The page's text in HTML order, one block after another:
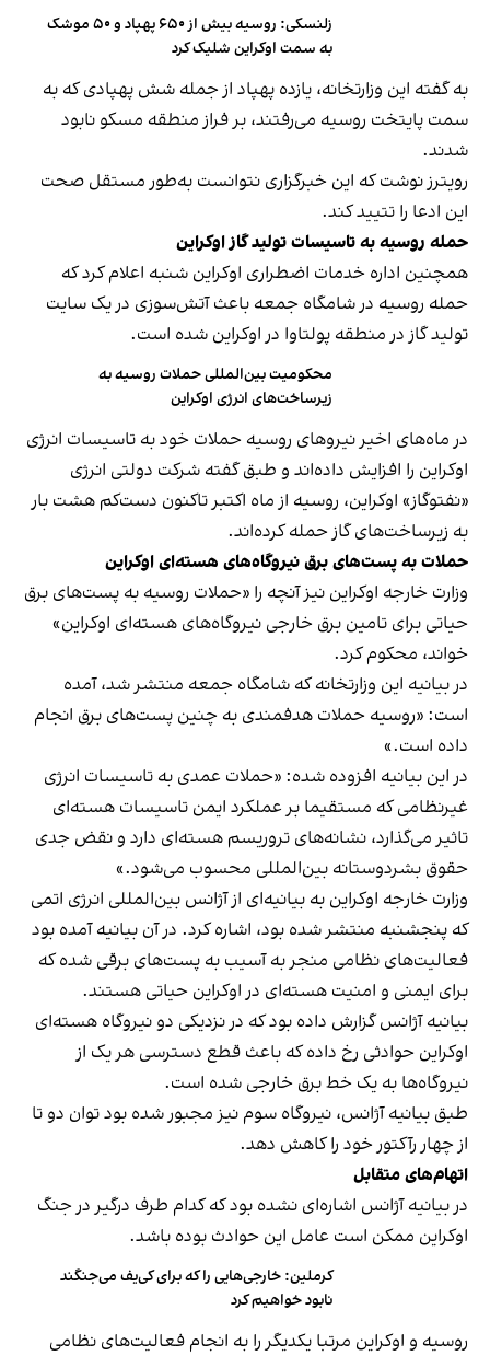
زلنسکی:‌ روسیه بیش از ۶۵۰ پهپاد و ۵۰ موشک
به سمت اوکراین شلیک کرد
به گفته این وزارتخانه، یازده پهپاد از جمله شش پهپادی که به
سمت پایتخت روسیه می‌رفتند، بر فراز منطقه مسکو نابود
شدند.
رویترز نوشت که این خبرگزاری نتوانست به‌طور مستقل صحت
این ادعا را تتیید کند.
حمله روسیه به تاسیسات تولید گاز اوکراین
همچنین اداره خدمات اضطراری اوکراین شنبه اعلام کرد که
حمله روسیه در شامگاه جمعه باعث آتش‌سوزی در یک سایت
تولید گاز در منطقه پولتاوا در اوکراین شده است.
محکومیت بین‌المللی حملات روسیه به
زیرساخت‌های انرژی اوکراین
در ماه‌های اخیر نیروهای روسیه حملات خود به تاسیسات انرژی
اوکراین را افزایش داده‌اند و طبق گفته شرکت دولتی انرژی
«نفتوگاز» اوکراین، روسیه از ماه اکتبر تاکنون دست‌کم هشت بار
به زیرساخت‌های گاز حمله کرده‌اند.
حملات به پست‌های برق نیروگاه‌های هسته‌ای اوکراین
وزارت خارجه اوکراین نیز آنچه را «حملات روسیه به پست‌های برق
حیاتی برای تامین برق خارجی نیروگاه‌های هسته‌ای اوکراین»
خواند، محکوم کرد.
در بیانیه این وزارتخانه که شامگاه جمعه منتشر شد، آمده
است: «روسیه حملات هدفمندی به چنین پست‌های برق انجام
داده است.»
در این بیانیه افزوده شده: «حملات عمدی به تاسیسات انرژی
غیرنظامی که مستقیما بر عملکرد ایمن تاسیسات هسته‌ای
تاثیر می‌گذارد، نشانه‌های تروریسم هسته‌ای دارد و نقض جدی
حقوق بشردوستانه بین‌المللی محسوب می‌شود.»
وزارت خارجه اوکراین به بیانیه‌ای از آژانس بین‌المللی انرژی اتمی
که پنجشنبه منتشر شده بود، اشاره کرد. در آن بیانیه آمده بود
فعالیت‌های نظامی منجر به آسیب به پست‌های برقی شده که
برای ایمنی و امنیت هسته‌ای در اوکراین حیاتی هستند.
بیانیه آژانس گزارش داده بود که در نزدیکی دو نیروگاه هسته‌ای
اوکراین حوادثی رخ داده که باعث قطع دسترسی هر یک از
نیروگاه‌ها به یک خط برق خارجی شده است.
طبق بیانیه آژانس، نیروگاه سوم نیز مجبور شده بود توان دو تا
از چهار رآکتور خود را کاهش دهد.
اتهام‌های متقابل
در بیانیه آژانس اشاره‌ای نشده بود که کدام طرف درگیر در جنگ
اوکراین ممکن است عامل این حوادث بوده باشد.
کرملین: خارجی‌هایی را که برای کی‌یف می‌جنگند
نابود خواهیم کرد
روسیه و اوکراین مرتبا یکدیگر را به انجام فعالیت‌های نظامی